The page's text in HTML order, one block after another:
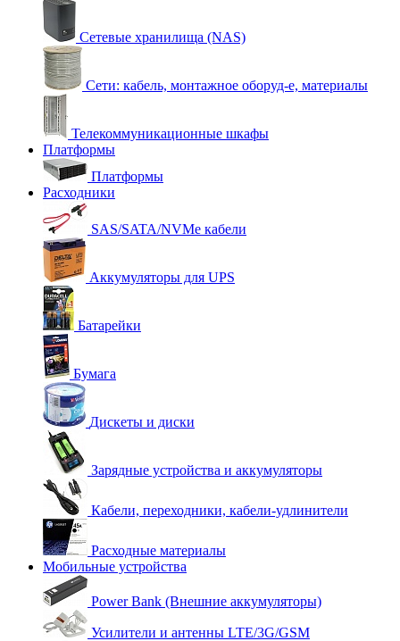
Сетевые хранилища (NAS)
Сети: кабель, монтажное оборуд-е, материалы
Телекоммуникационные шкафы
Платформы
Платформы
Расходники
SAS/SATA/NVMe кабели
Аккумуляторы для UPS
Батарейки
Бумага
Дискеты и диски
Зарядные устройства и аккумуляторы
Кабели, переходники, кабели-удлинители
Расходные материалы
Мобильные устройства
Power Bank (Внешние аккумуляторы)
Усилители и антенны LTE/3G/GSM